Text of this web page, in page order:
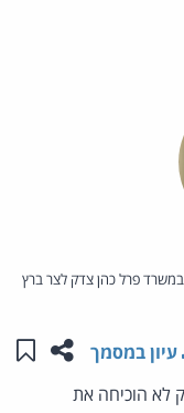
במשרד פרל כהן צדק לצר ברץ
שתפו
עיון במסמך
לא הוכיחה את